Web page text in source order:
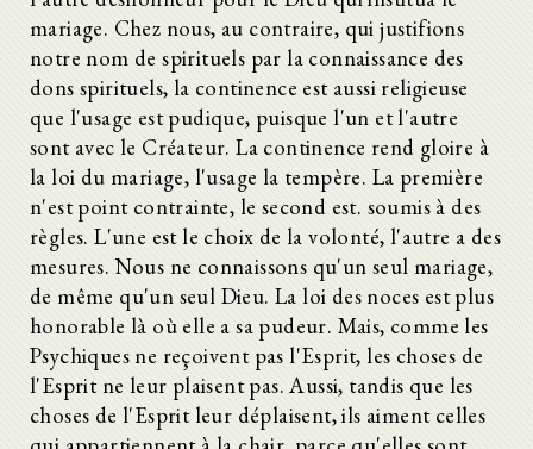
mariage. Chez nous, au contraire, qui justifions
notre nom de spirituels par la connaissance des
dons spirituels, la continence est aussi religieuse
que l'usage est pudique, puisque l'un et l'autre
sont avec le Créateur. La continence rend gloire à
la loi du mariage, l'usage la tempère. La première
n'est point contrainte, le second est. soumis à des
règles. L'une est le choix de la volonté, l'autre a des
mesures. Nous ne connaissons qu'un seul mariage,
de même qu'un seul Dieu. La loi des noces est plus
honorable là où elle a sa pudeur. Mais, comme les
Psychiques ne reçoivent pas l'Esprit, les choses de
l'Esprit ne leur plaisent pas. Aussi, tandis que les
choses de l'Esprit leur déplaisent, ils aiment celles